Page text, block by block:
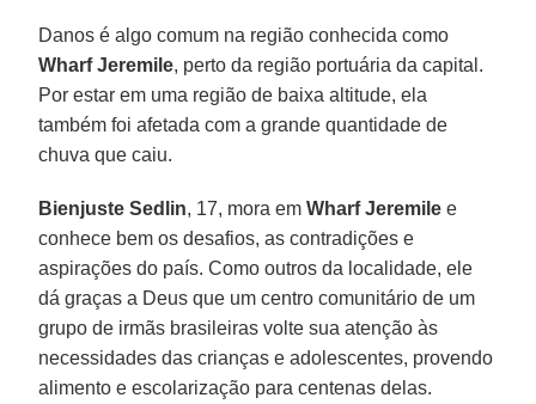
Danos é algo comum na região conhecida como
Wharf Jeremile, perto da região portuária da capital.
Por estar em uma região de baixa altitude, ela
também foi afetada com a grande quantidade de
chuva que caiu.
Bienjuste Sedlin, 17, mora emWharf Jeremile e
conhece bem os desafios, as contradições e
aspirações do país. Como outros da localidade, ele
dá graças a Deus que um centro comunitário de um
grupo de irmãs brasileiras volte sua atenção às
necessidades das crianças e adolescentes, provendo
alimento e escolarização para centenas delas.